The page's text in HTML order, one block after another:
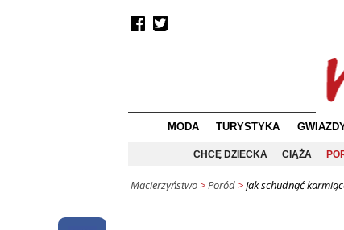
MODA TURYSTYKA
CHCĘ DZIECKA
CIĄŻA
Macierzyństwo >Poród >Jak schudnąć